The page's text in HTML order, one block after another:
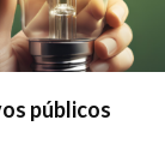
públicos